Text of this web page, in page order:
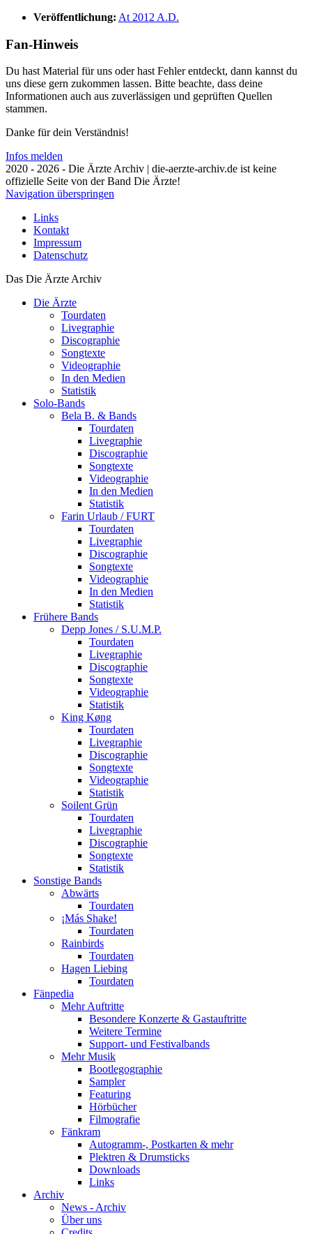
Veröffentlichung: At 2012 A.D.
Fan-Hinweis
Du hast Material für uns oder hast Fehler entdeckt, dann kannst du
uns diese gern zukommen lassen. Bitte beachte, dass deine
Informationen auch aus zuverlässigen und geprüften Quellen
stammen.
Danke für dein Verständnis!
Infos melden
2020 - 2026 - Die Ärzte Archiv | die-aerzte-archiv.de ist keine
offizielle Seite von der Band Die Ärzte!
Navigation überspringen
Links
Kontakt
Impressum
Datenschutz
Das Die Ärzte Archiv
Die Ärzte
Tourdaten
Livegraphie
Discographie
Songtexte
Videographie
In den Medien
Statistik
Solo-Bands
Bela B. & Bands
Tourdaten
Livegraphie
Discographie
Songtexte
Videographie
In den Medien
Statistik
Farin Urlaub / FURT
Tourdaten
Livegraphie
Discographie
Songtexte
Videographie
In den Medien
Statistik
Frühere Bands
Depp Jones / S.U.M.P.
Tourdaten
Livegraphie
Discographie
Songtexte
Videographie
Statistik
King Køng
Tourdaten
Livegraphie
Discographie
Songtexte
Videographie
Statistik
Soilent Grün
Tourdaten
Livegraphie
Discographie
Songtexte
Statistik
Sonstige Bands
Abwärts
Tourdaten
¡Más Shake!
Tourdaten
Rainbirds
Tourdaten
Hagen Liebing
Tourdaten
Fänpedia
Mehr Auftritte
Besondere Konzerte & Gastauftritte
Weitere Termine
Support- und Festivalbands
Mehr Musik
Bootlegographie
Sampler
Featuring
Hörbücher
Filmografie
Fänkram
Autogramm-, Postkarten & mehr
Plektren & Drumsticks
Downloads
Links
Archiv
News - Archiv
Über uns